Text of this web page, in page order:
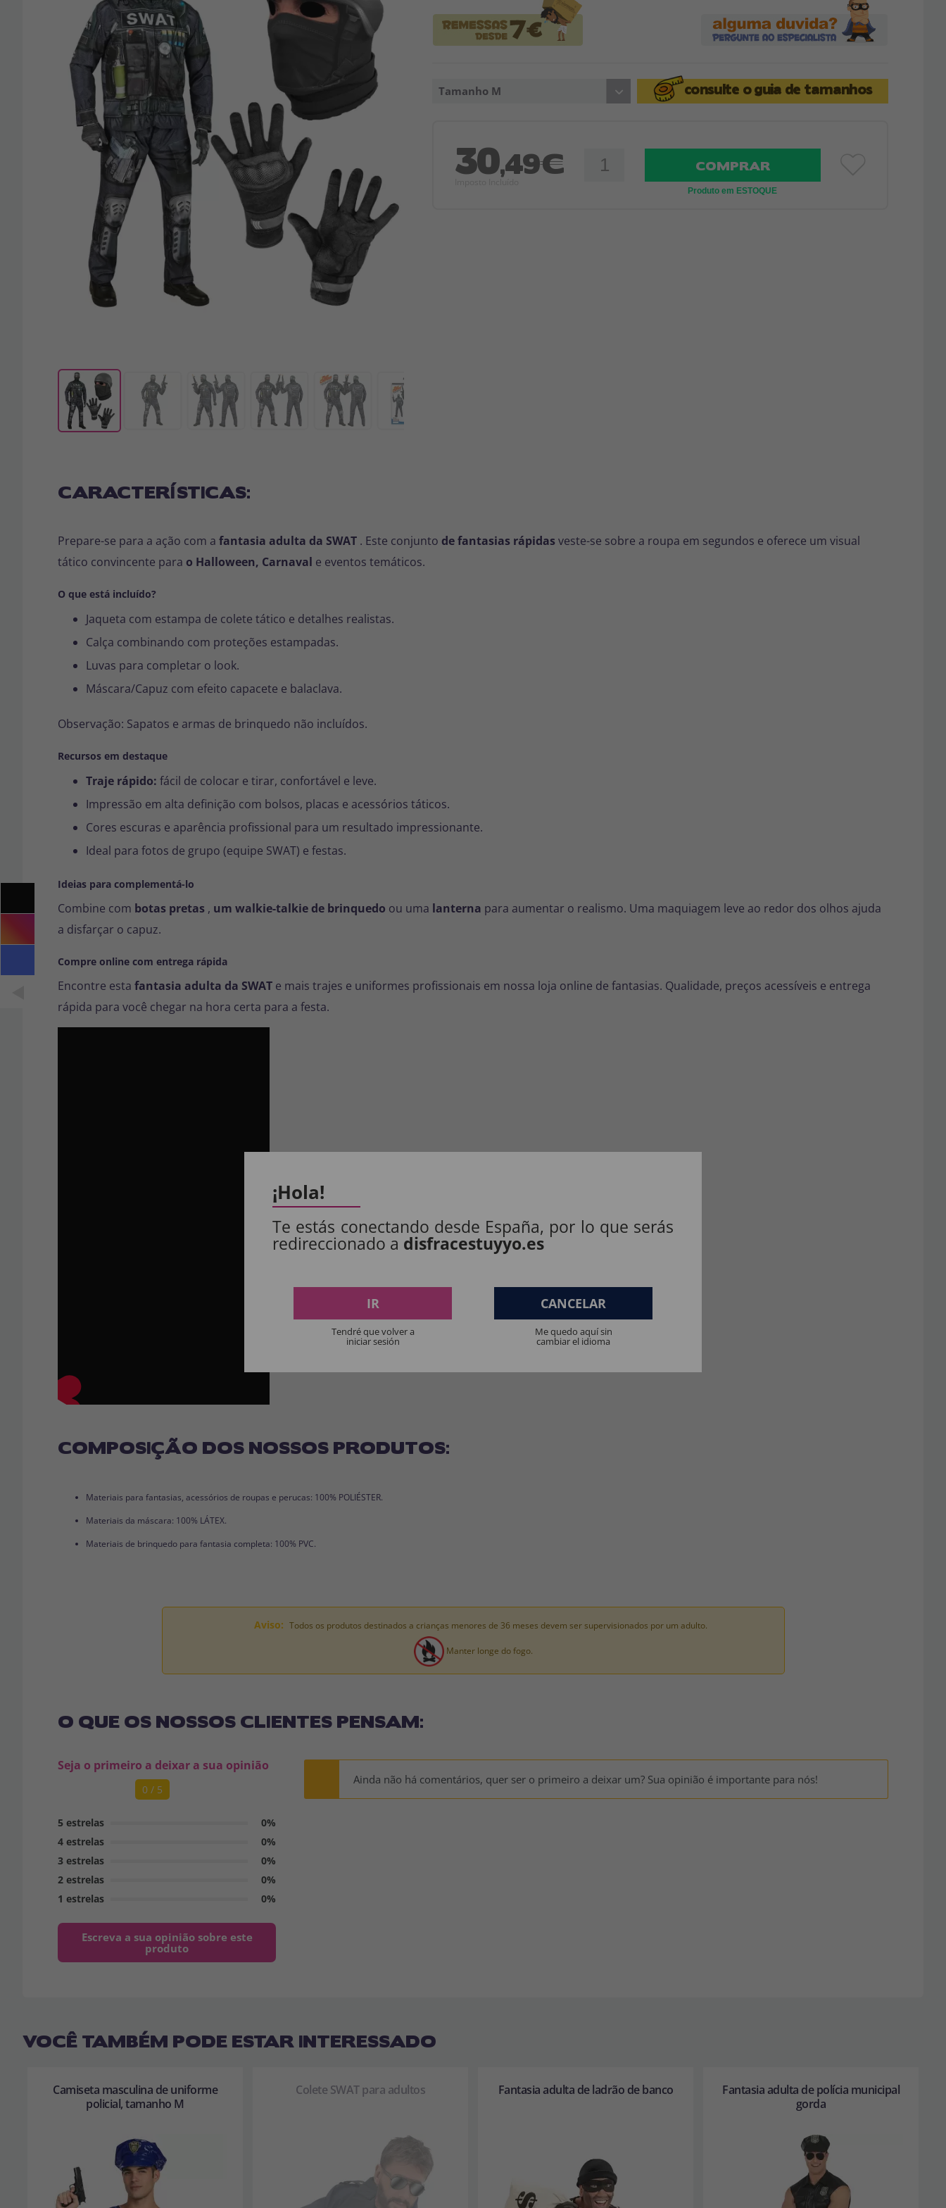
Tamanho M consulte oguia de tamanhos
30,49€ COMPRAR
Produto em ESTOQUE
CARACTERÍSTICAS:
Prepare-se para a ação com a fantasia adulta da SWAT . Este conjunto de fantasias rápidasveste-se sobre a roupa em segundos e oferece um visual
tático convincente para o Halloween, Carnaval e eventos temáticos.
O que está incluído?
Jaqueta com estampa de colete tático e detalhes realistas.
Calça combinando com proteções estampadas.
Luvas para completar o look.
Máscara/Capuz com efeito capacete e balaclava.
Observação: Sapatos e armas de brinquedo não incluídos.
Recursos em destaque
Traje rápido: fácil de colocar e tirar, confortável e leve.
Impressão em alta definição com bolsos, placas e acessórios táticos.
Cores escuras e aparência profissional para um resultado impressionante.
Ideal para fotos de grupo (equipe SWAT) e festas.
Ideias para complementá-lo
Combine com botas pretas , um walkie-talkie de brinquedo ou uma lanterna para aumentar o realismo. Uma maquiagem leve ao redor dos olhos ajuda
a disfarçar o capuz.
Compre online com entrega rápida
Encontre esta fantasia adulta da SWAT e mais trajes e uniformes profissionais em nossa loja online de fantasias. Qualidade, preços acessíveis e entrega
rápida para você chegar na hora certa para a festa.
COMPOSIÇÃO DOS NOSSOS PRODUTOS:
Materiais para fantasias, acessórios de roupas e perucas: 100% POLIÉSTER.
Materiais da máscara: 100% LÁTEX.
Materiais de brinquedo para fantasia completa: 100% PVC.
Aviso: Todos os produtos destinados a crianças menores de 36 meses devem ser supervisionados por um adulto.
Manter longe do fogo.
O QUE OS NOSSOS CLIENTES PENSAM:
Seja o primeiro a deixar a sua opinião
0 / 5
5 estrelas
0%
4 estrelas
0%
3 estrelas
0%
2 estrelas
0%
1 estrelas
0%
Escreva a sua opinião sobre este
produto
Ainda não há comentários, quer ser o primeiro a deixar um? Sua opinião é importante para nós!
VOCÊ TAMBÉM PODE ESTAR INTERESSADO
Camiseta masculina de uniforme
policial, tamanho M
Colete SWAT para adultos Fantasia adulta de ladrão de banco
Fantasia adulta de polícia municipal
gorda
¡Hola!
Te estás conectando desde España, por lo que serás
redireccionado a disfracestuyyo.es
IR
Tendré que volver a
iniciar sesión
CANCELAR
Me quedo aquí sin
cambiar el idioma